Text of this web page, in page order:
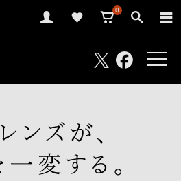
0
TwitterFacebook